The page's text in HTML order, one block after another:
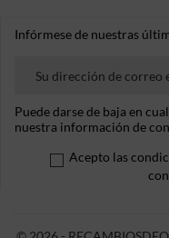
Infórmese de nuestras
Puede darse de baja en
nuestra información de
Acepto las